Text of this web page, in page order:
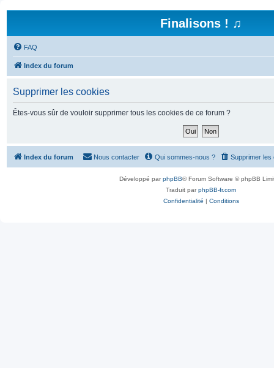
Finalisons ! ♫
FAQ
Index du forum
Supprimer les cookies
Êtes-vous sûr de vouloir supprimer tous les cookies de ce forum ?
Index du forum Supprimer les
Qui sommes-nous ?
Nous contacter
Développé parphpBB® Forum Software © phpBB
Traduit parphpBB-fr.com
Confidentialité | Conditions